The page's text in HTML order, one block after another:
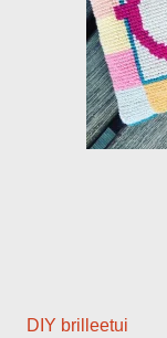
DIY brilleetui